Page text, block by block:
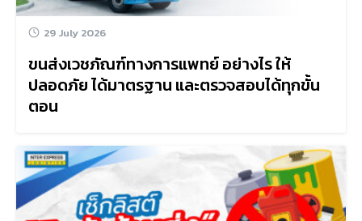
29 July 2026
ขนส่งเวชภัณฑ์ทางการแพทย์ อย่างไร ให้
ปลอดภัย ได้มาตรฐาน และตรวจสอบได้ทุกขั้น
ตอน